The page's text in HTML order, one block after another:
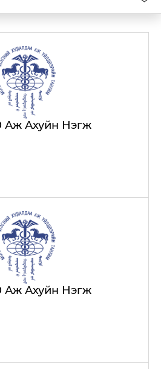
шалтгаан
Аж Ахуйн Нэгж
Аж Ахуйн Нэгж